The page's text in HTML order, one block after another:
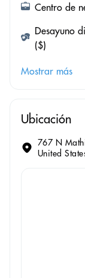
Centro de
Desayuno
($)
Mostrar más
Ubicación
767 N
United